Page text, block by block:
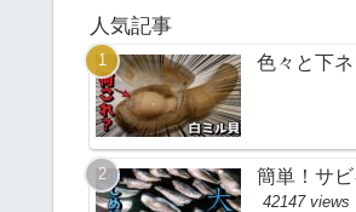
人気記事
色々と下
簡単！サ
42147 views